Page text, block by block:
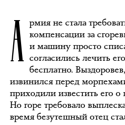
А рмия не стала
компенсации за
и машину просто
согласились лечить
бесплатно.
извинился перед
приходили известить его о
Но горе требовало
время безутешный отец